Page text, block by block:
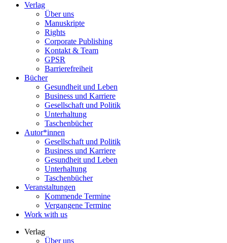
Verlag
Über uns
Manuskripte
Rights
Corporate Publishing
Kontakt & Team
GPSR
Barrierefreiheit
Bücher
Gesundheit und Leben
Business und Karriere
Gesellschaft und Politik
Unterhaltung
Taschenbücher
Autor*innen
Gesellschaft und Politik
Business und Karriere
Gesundheit und Leben
Unterhaltung
Taschenbücher
Veranstaltungen
Kommende Termine
Vergangene Termine
Work with us
Verlag
Über uns